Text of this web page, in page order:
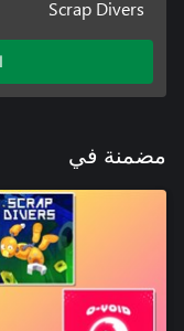
Scrap Divers
مضمنة في